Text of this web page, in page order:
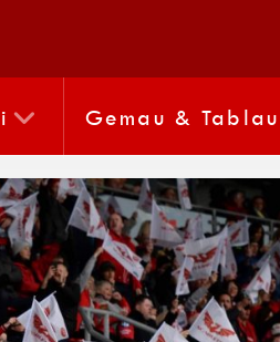
Gemau & Tablau